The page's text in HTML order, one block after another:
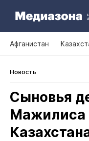
Афганистан
Новость
Сыновья
Мажилиса